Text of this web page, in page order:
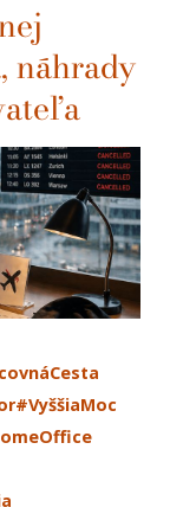
náhrady
#VyššiaMoc